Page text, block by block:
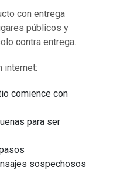
con entrega
públicos y
contra entrega.
internet:
comience con
para ser
sospechosos